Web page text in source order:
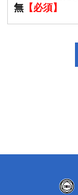
無 【必須】